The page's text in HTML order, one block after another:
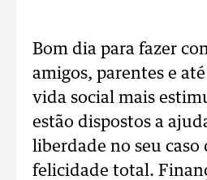
Bom dia para fazer
amigos, parentes e
vida social mais
estão dispostos a
liberdade no seu caso
felicidade total.